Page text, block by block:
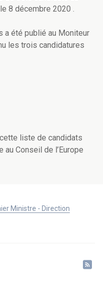
8 décembre 2020 .
a été publié au Moniteur
les trois candidatures
liste de candidats
Conseil de l’Europe
Ministre - Direction